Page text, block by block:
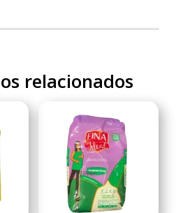
relacionados